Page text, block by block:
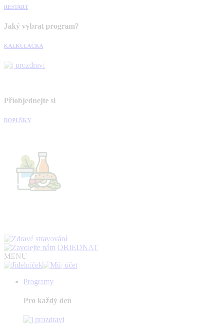
RESTART
Jaký vybrat program?
KALKULAČKA
Přiobjednejte si
DOPLŇKY
OBJEDNAT
MENU
Programy
Pro každý den